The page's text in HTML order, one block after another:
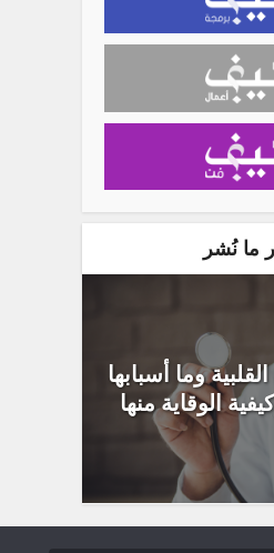
ما نُشر
وما أسبابها
الوقاية منها